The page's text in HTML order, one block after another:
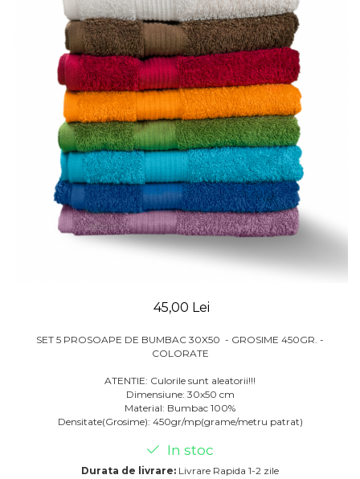
45,00 Lei
SET 5 PROSOAPE DE BUMBAC 30X50 - GROSIME 450GR. -
COLORATE
ATENTIE: Culorile sunt aleatorii!!!
Dimensiune: 30x50 cm
Material: Bumbac 100%
Densitate(Grosime): 450gr/mp(grame/metru patrat)
In stoc
Durata de livrare: Livrare Rapida 1-2 zile